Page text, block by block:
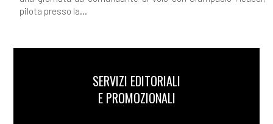
pilota presso la...
SERVIZI EDITORIALI
E PROMOZIONALI